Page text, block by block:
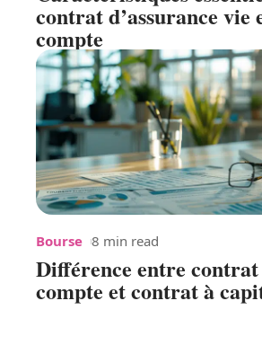
contrat d’assurance vie
compte
Bourse 8 min read
Différence entre
compte et contrat à